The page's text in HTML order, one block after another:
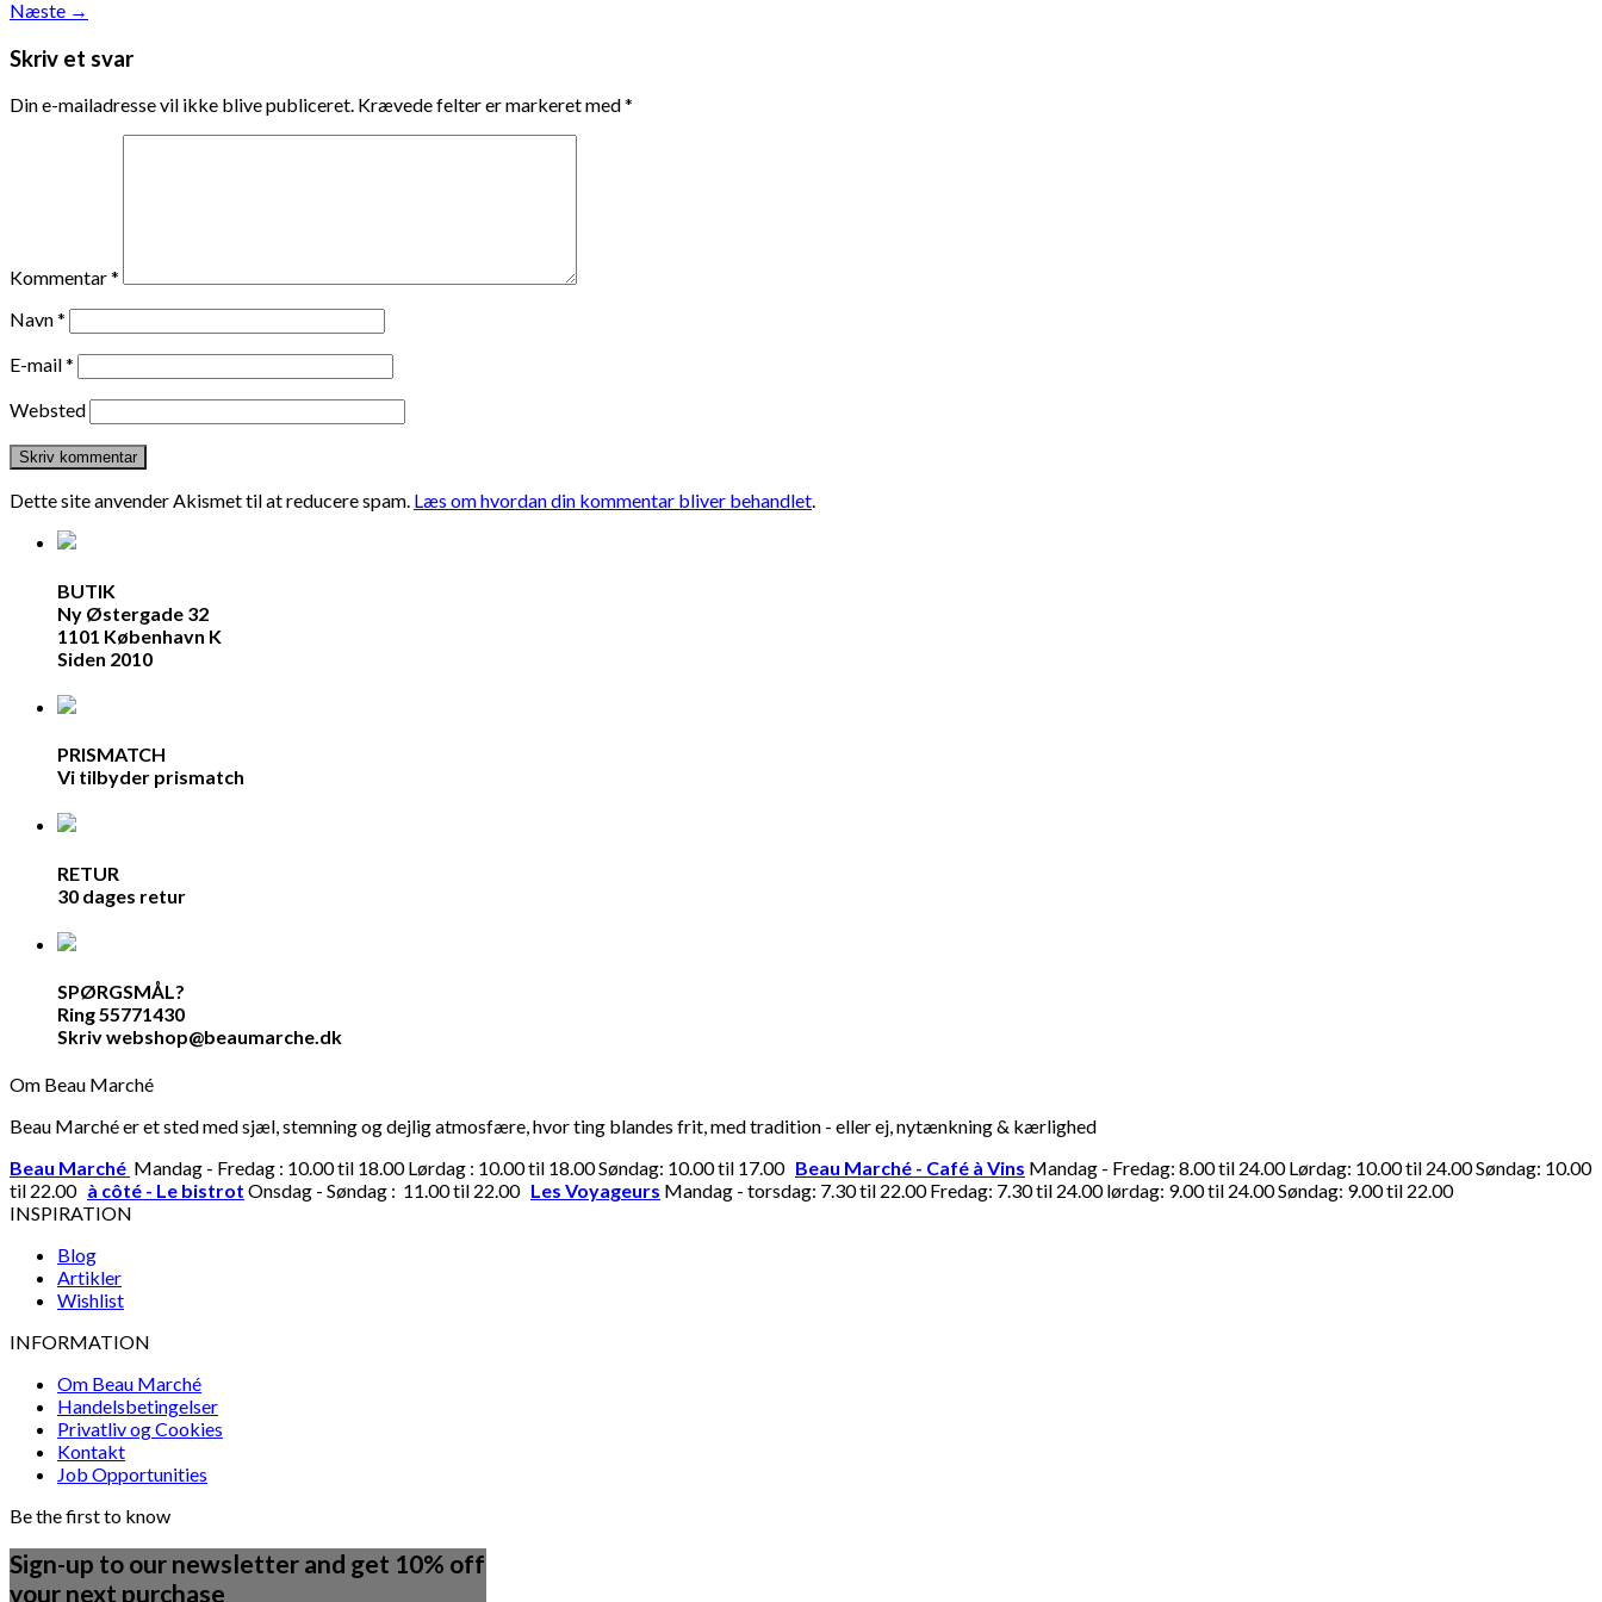
Næste →
Skriv et svar
Din e-mailadresse vil ikke blive publiceret. Krævede felter er markeret med*
Kommentar*
Navn*
E-mail*
Websted
Dette site anvender Akismet til at reducere spam. Læs om hvordan din kommentar bliver behandlet.
BUTIK
Ny Østergade 32
1101 København K
Siden 2010
PRISMATCH
Vi tilbyder prismatch
RETUR
30 dages retur
SPØRGSMÅL?
Ring 55771430
Skriv webshop@beaumarche.dk
Om Beau Marché
Beau Marché er et sted med sjæl, stemning og dejlig atmosfære, hvor ting blandes frit, med tradition - eller ej, nytænkning & kærlighed
Beau Marché Mandag - Fredag : 10.00 til 18.00 Lørdag : 10.00 til 18.00 Søndag: 10.00 til 17.00 Beau Marché - Café à Vins Mandag - Fredag: 8.00 til 24.00 Lørdag: 10.00 til 24.00 Søndag: 10.00
til 22.00 à côté - Le bistrot Onsdag - Søndag : 11.00 til 22.00 Les Voyageurs Mandag - torsdag: 7.30 til 22.00 Fredag: 7.30 til 24.00 lørdag: 9.00 til 24.00 Søndag: 9.00 til 22.00
INSPIRATION
Blog
Artikler
Wishlist
INFORMATION
Om Beau Marché
Handelsbetingelser
Privatliv og Cookies
Kontakt
Job Opportunities
Be the first to know
Sign-up to our newsletter and get 10% off
your next purchase